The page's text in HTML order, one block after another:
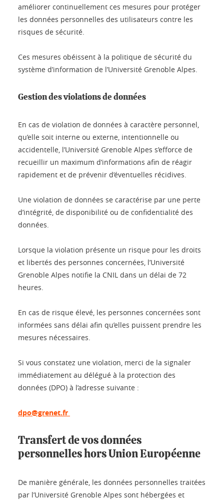
améliorer continuellement ces mesures pour protéger
les données personnelles des utilisateurs contre les
risques de sécurité.
Ces mesures obéissent à la politique de sécurité du
système d’information de l’Université Grenoble Alpes.
Gestion des violations de données
En cas de violation de données à caractère personnel,
qu’elle soit interne ou externe, intentionnelle ou
accidentelle, l’Université Grenoble Alpes s’efforce de
recueillir un maximum d’informations afin de réagir
rapidement et de prévenir d’éventuelles récidives.
Une violation de données se caractérise par une perte
d’intégrité, de disponibilité ou de confidentialité des
données.
Lorsque la violation présente un risque pour les droits
et libertés des personnes concernées, l’Université
Grenoble Alpes notifie la CNIL dans un délai de 72
heures.
En cas de risque élevé, les personnes concernées sont
informées sans délai afin qu’elles puissent prendre les
mesures nécessaires.
Si vous constatez une violation, merci de la signaler
immédiatement au délégué à la protection des
données (DPO) à l’adresse suivante :
dpo@grenet.fr
Transfert de vos données
personnelles hors Union Européenne
De manière générale, les données personnelles traitées
par l’Université Grenoble Alpes sont hébergées et